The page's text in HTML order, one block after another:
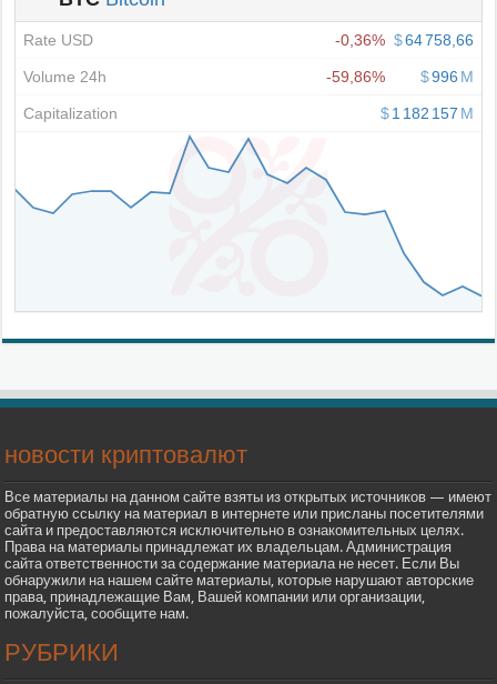
новости криптовалют
Все материалы на данном сайте взяты из открытых источников — имеют
обратную ссылку на материал в интернете или присланы посетителями
сайта и предоставляются исключительно в ознакомительных целях.
Права на материалы принадлежат их владельцам. Администрация
сайта ответственности за содержание материала не несет. Если Вы
обнаружили на нашем сайте материалы, которые нарушают авторские
права, принадлежащие Вам, Вашей компании или организации,
пожалуйста, сообщите нам.
РУБРИКИ